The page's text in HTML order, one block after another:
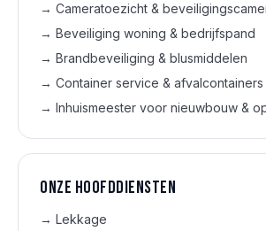
→ Cameratoezicht &
→ Beveiliging woning & bedrijfspand
→ Brandbeveiliging & blusmiddelen
→ Container service & afvalcontainers
→ Inhuismeester voor nieuwbouw &
Onze hoofd­diensten
→ Lekkage